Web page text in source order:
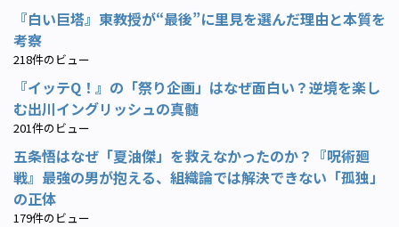
『白い巨塔』東教授が“最後”に里見を選んだ理由と本質を
考察
218件のビュー
『イッテQ！』の「祭り企画」はなぜ面白い？逆境を楽し
む出川イングリッシュの真髄
201件のビュー
五条悟はなぜ「夏油傑」を救えなかったのか？『呪術廻
戦』最強の男が抱える、組織論では解決できない「孤独」
の正体
179件のビュー